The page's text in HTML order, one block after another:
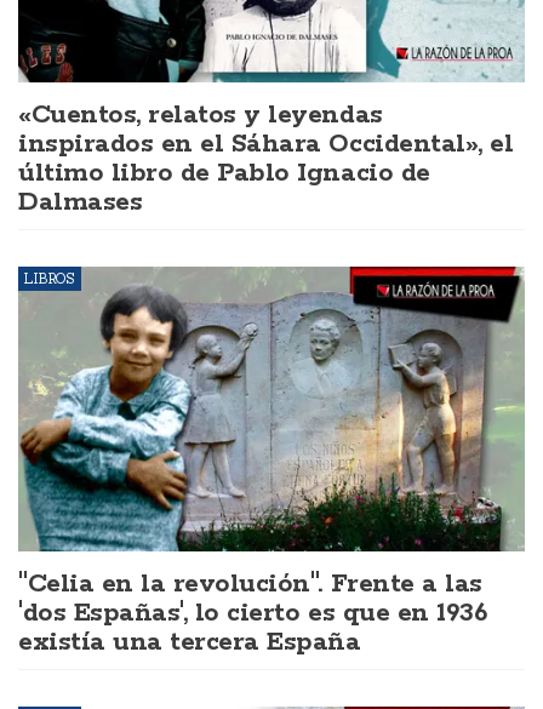
«Cuentos, relatos y leyendas
inspirados en el Sáhara Occidental», el
último libro de Pablo Ignacio de
Dalmases
LIBROS
"Celia en la revolución". Frente a las
'dos Españas', lo cierto es que en 1936
existía una tercera España